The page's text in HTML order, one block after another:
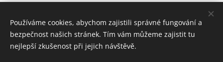
PIVOVAR KUJEBÁK
Používáme cookies, abychom zajistili správné fungování a
bezpečnost našich stránek. Tím vám můžeme zajistit tu
nejlepší zkušenost při jejich návštěvě.